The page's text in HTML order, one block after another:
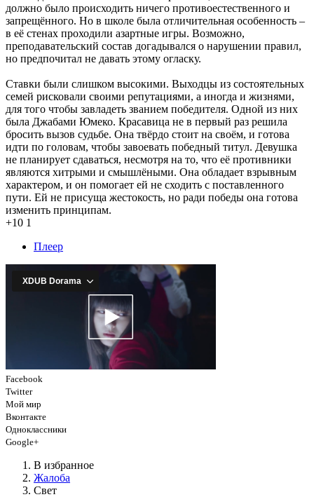
должно было происходить ничего противоестественного и
запрещённого. Но в школе была отличительная особенность –
в её стенах проходили азартные игры. Возможно,
преподавательский состав догадывался о нарушении правил,
но предпочитал не давать этому огласку.
Ставки были слишком высокими. Выходцы из состоятельных
семей рисковали своими репутациями, а иногда и жизнями,
для того чтобы завладеть званием победителя. Одной из них
была Джабами Юмеко. Красавица не в первый раз решила
бросить вызов судьбе. Она твёрдо стоит на своём, и готова
идти по головам, чтобы завоевать победный титул. Девушка
не планирует сдаваться, несмотря на то, что её противники
являются хитрыми и смышлёными. Она обладает взрывным
характером, и он помогает ей не сходить с поставленного
пути. Ей не присуща жестокость, но ради победы она готова
изменить принципам.
+10 1
Плеер
Facebook
Twitter
Мой мир
Вконтакте
Одноклассники
Google+
В избранное
Жалоба
Свет